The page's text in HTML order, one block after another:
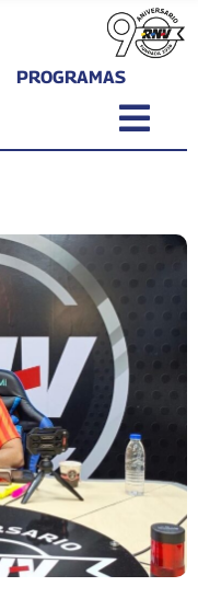
PROGRAMAS